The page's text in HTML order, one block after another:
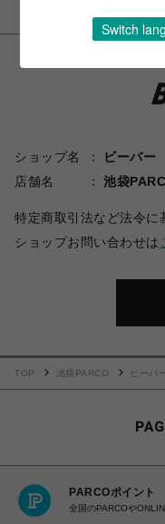
ショップ名
ビーバー
店舗名
池袋
特定商取引法など法令に
ショップお問い合わせは
TOP 池袋PARCO ビーバ
PARCOポイント
全国のPARCOや
Switch